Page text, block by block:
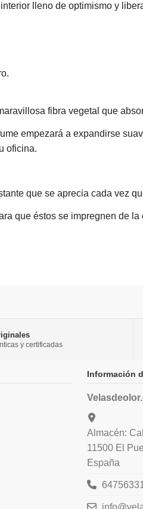
lleno de optimismo y
fibra vegetal que
empezará a expandirse
oficina.
que se aprecia cada vez
que éstos se impregnen de
y certificadas
Información
Almacén:
11500 El
España